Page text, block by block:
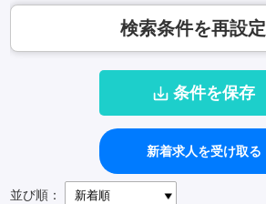
検索条件を再設定
条件を保存
新着求人を受け取る
並び順：